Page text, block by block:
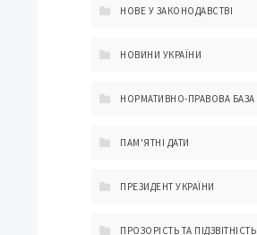
НОВЕ У ЗАКОНОДАВСТВІ
НОВИНИ УКРАЇНИ
НОРМАТИВНО-ПРАВОВА БАЗА
ПАМ'ЯТНІ ДАТИ
ПРЕЗИДЕНТ УКРАЇНИ
ПРОЗОРІСТЬ ТА ПІДЗВІТНІСТЬ